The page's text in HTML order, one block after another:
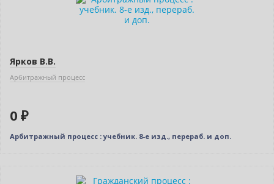
Ярков В.В.
Арбитражный процесс
0 ₽
Арбитражный процесс : учебник. 8-е изд., перераб. и доп.